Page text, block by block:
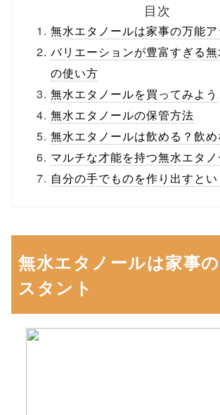
目次
無水エタノールは家事の万能ア
バリエーションが豊富すぎる
の使い方
無水エタノールを買ってみよう
無水エタノールの保管方法
無水エタノールは飲める？飲め
マルチな才能を持つ無水エタ
自分の手でものを作り出すとい
無水エタノールは家事
スタント